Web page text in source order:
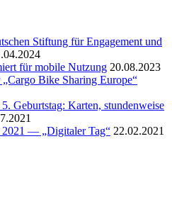
Stiftung für Engagement und
für mobile Nutzung 20.08.2023
Bike Sharing Europe“
Geburtstag: Karten, stundenweise
2021 — „Digitaler Tag“ 22.02.2021